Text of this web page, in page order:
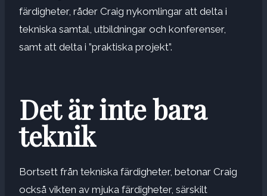
färdigheter, råder Craig nykomlingar att delta i
tekniska samtal, utbildningar och konferenser,
samt att delta i ”praktiska projekt”.
Det är inte bara
teknik
Bortsett från tekniska färdigheter, betonar Craig
också vikten av mjuka färdigheter, särskilt